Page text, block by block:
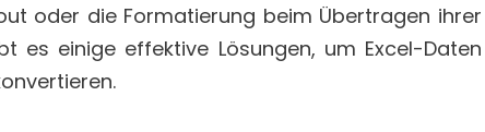
oder die Formatierung beim Übertragen ihrer
es einige effektive Lösungen, um Excel-Daten